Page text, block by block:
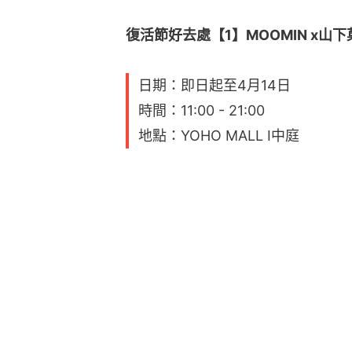
復活節好去處【1】MOOMIN x山下
日期：即日起至4月14日
時間：11:00 - 21:00
地點：YOHO MALL I中庭